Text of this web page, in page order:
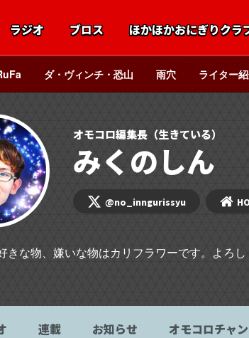
ラジオ ブロス ほかほかおにぎりクラ
ダ・ヴィンチ・恐山 雨穴 ライター
オモコロ編集長（生きている）
みくのしん
@no_inngurissyu
きな物、嫌いな物はカリフラワーです。よろし
連載 お知らせ オモコロチャ